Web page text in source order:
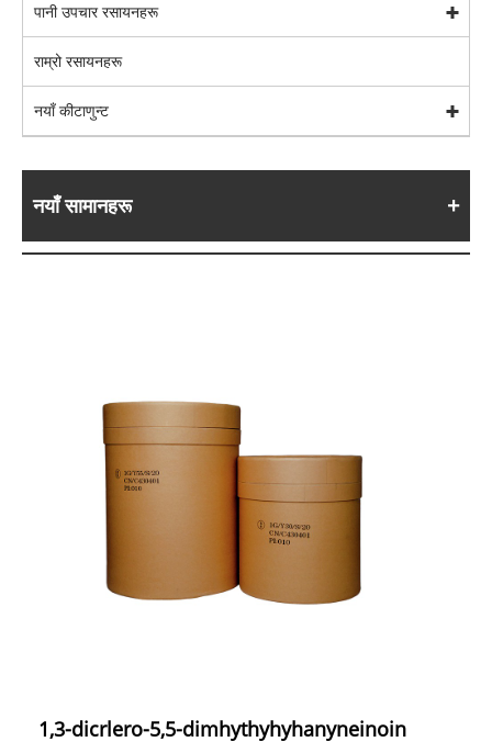
पानी उपचार रसायनहरू
राम्रो रसायनहरू
नयाँ कीटाणुन्ट
नयाँ सामानहरू
1,3-dicrlero-5,5-dimhythyhyhanyneinoin